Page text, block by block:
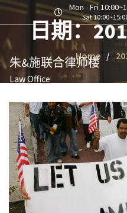
S
k
t
Mon - Fri
Sat
朱&施联合律师楼
Law Office
日期：
Home